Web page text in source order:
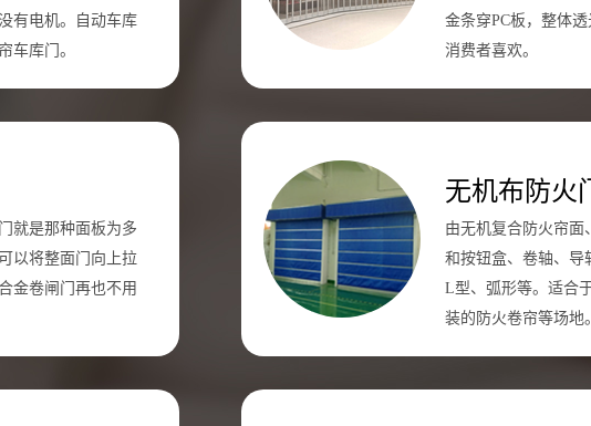
有电机。自动车库
车库门。
金条穿PC板，整体
消费者喜欢。
就是那种面板为多
以将整面门向上拉
金卷闸门再也不用
无机布防火门
由无机复合防火帘面
和按钮盒、卷轴、导
L型、弧形等。适合
装的防火卷帘等场地。